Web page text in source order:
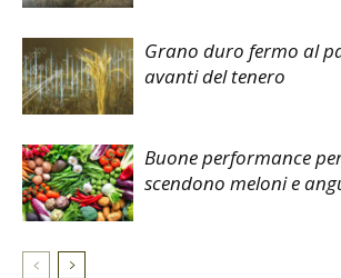
Grano duro fermo al
avanti del tenero
Buone performance
scendono meloni e